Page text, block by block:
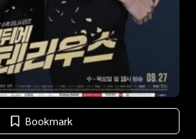
Bookmark